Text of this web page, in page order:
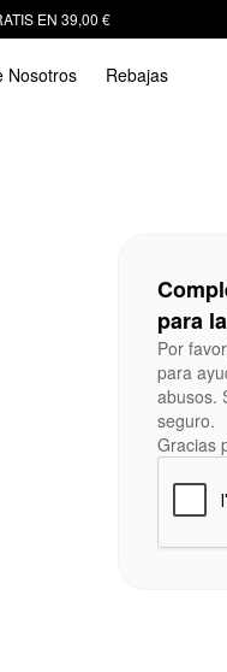
EN 39,00 €
Nosotros Rebajas
para
Por
para
abusos.
seguro.
Gracias